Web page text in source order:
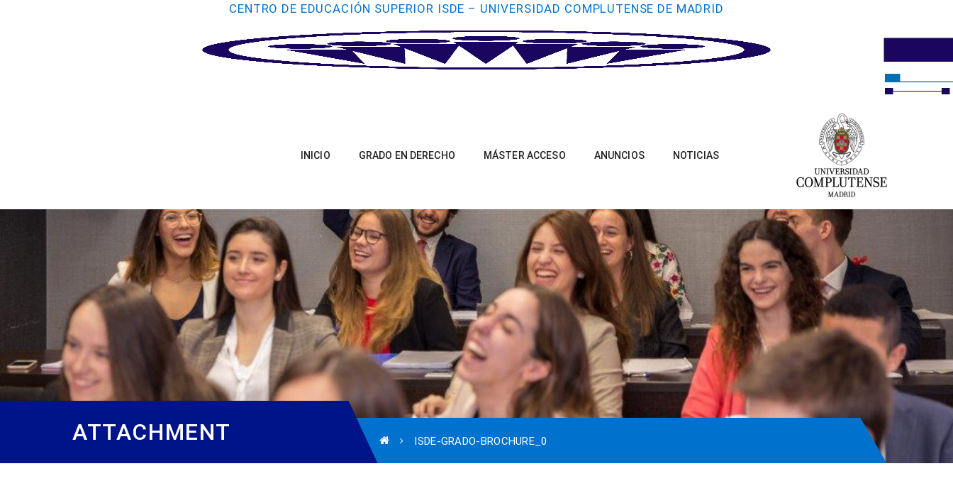
CENTRO DE EDUCACIÓN SUPERIOR ISDE – UNIVERSIDAD COMPLUTENSE DE MADRID
INICIO GRADO EN DERECHO MÁSTER ACCESO ANUNCIOS NOTICIAS
ATTACHMENT ISDE-GRADO-BROCHURE_0